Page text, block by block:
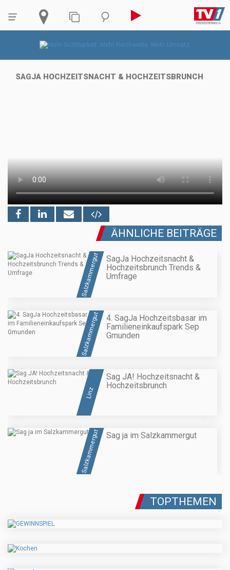
SAGJA HOCHZEITSNACHT & HOCHZEITSBRUNCH
ÄHNLICHE BEITRÄGE
Salzkammergut
SagJa Hochzeitsnacht &
Hochzeitsbrunch Trends &
Umfrage
Salzkammergut
4. SagJa Hochzeitsbasar im
Familieneinkaufspark Sep
Gmunden
Linz
Sag JA! Hochzeitsnacht &
Hochzeitsbrunch
Salzkammergut Sag ja im Salzkammergut
TOPTHEMEN